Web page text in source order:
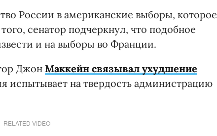
России в американские выборы, которое
сенатор подчеркнул, что подобное
и на выборы во Франции.
Джон Маккейн связывал ухудшение
испытывает на твердость администрацию
RELATED VIDEO